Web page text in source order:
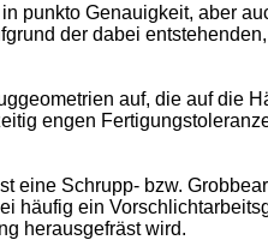
punkto Genauigkeit, aber
der dabei
auf, die auf die
engen
eine Schrupp- bzw.
häufig ein
herausgefräst wird.